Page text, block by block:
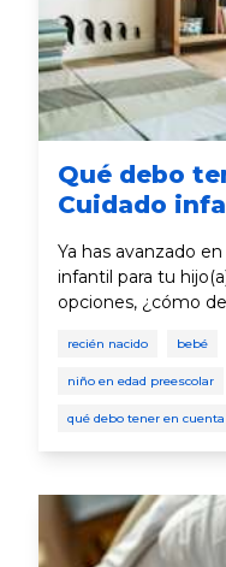
Qué debo
Cuidado
Ya has avanzado
infantil para tu
opciones, ¿cómo
recién nacido bebé
niño en edad preescolar
qué debo tener en cuenta